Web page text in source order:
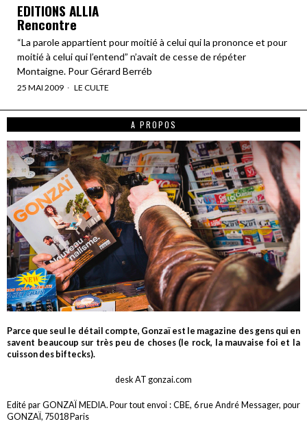
EDITIONS ALLIA
Rencontre
“La parole appartient pour moitié à celui qui la prononce et pour
moitié à celui qui l’entend” n’avait de cesse de répéter
Montaigne. Pour Gérard Berréb
25 MAI 2009 LE CULTE
A PROPOS
Parce que seul le détail compte, Gonzaï est le magazine des gens qui en
savent beaucoup sur très peu de choses (le rock, la mauvaise foi et la
cuisson des biftecks).
desk AT gonzai.com
Edité par GONZAÏ MEDIA. Pour tout envoi : CBE, 6 rue André Messager, pour
GONZAÏ, 75018 Paris